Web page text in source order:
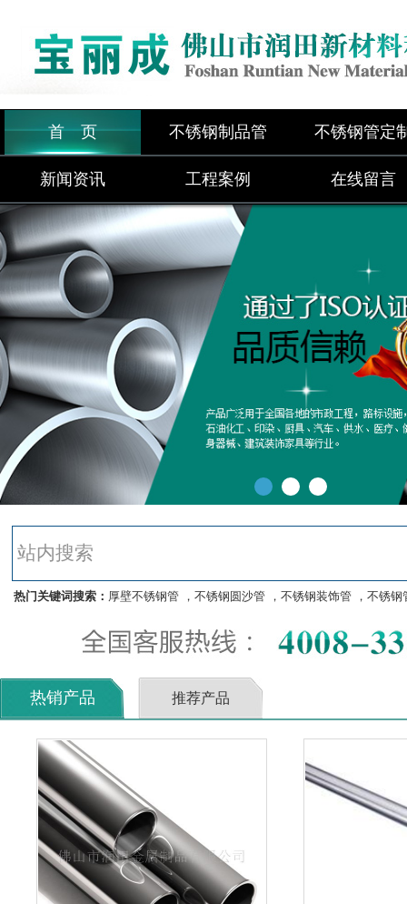
首 页 不锈钢制品管 不锈钢管定
新闻资讯 工程案例 在线留言
热门关键词搜索： 厚壁不锈钢管 ， 不锈钢圆沙管 ， 不锈钢装饰管 ， 不锈钢
热销产品 推荐产品